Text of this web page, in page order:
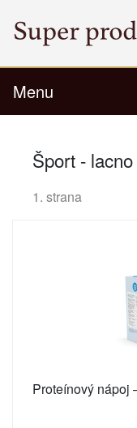
Menu
Šport - lacno
1. strana
Proteínový nápoj